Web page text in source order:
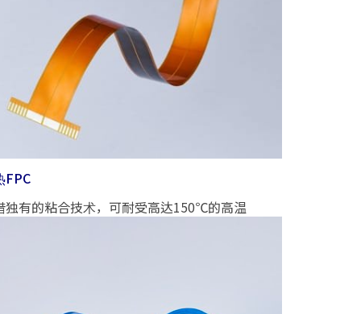
FPC
独有的粘合技术，可耐受高达150℃的高温